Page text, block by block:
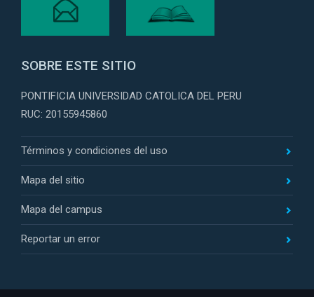
SOBRE ESTE SITIO
PONTIFICIA UNIVERSIDAD CATOLICA DEL PERU
RUC: 20155945860
Términos y condiciones del uso
Mapa del sitio
Mapa del campus
Reportar un error